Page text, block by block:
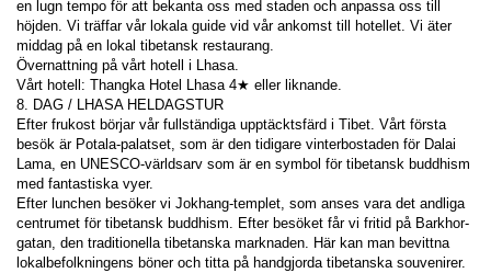
en lugn tempo för att bekanta oss med staden och anpassa oss till
höjden. Vi träffar vår lokala guide vid vår ankomst till hotellet. Vi äter
middag på en lokal tibetansk restaurang.
Övernattning på vårt hotell i Lhasa.
Vårt hotell: Thangka Hotel Lhasa 4★ eller liknande.
8. DAG / LHASA HELDAGSTUR
Efter frukost börjar vår fullständiga upptäcktsfärd i Tibet. Vårt första
besök är Potala-palatset, som är den tidigare vinterbostaden för Dalai
Lama, en UNESCO-världsarv som är en symbol för tibetansk buddhism
med fantastiska vyer.
Efter lunchen besöker vi Jokhang-templet, som anses vara det andliga
centrumet för tibetansk buddhism. Efter besöket får vi fritid på Barkhor-
gatan, den traditionella tibetanska marknaden. Här kan man bevittna
lokalbefolkningens böner och titta på handgjorda tibetanska souvenirer.